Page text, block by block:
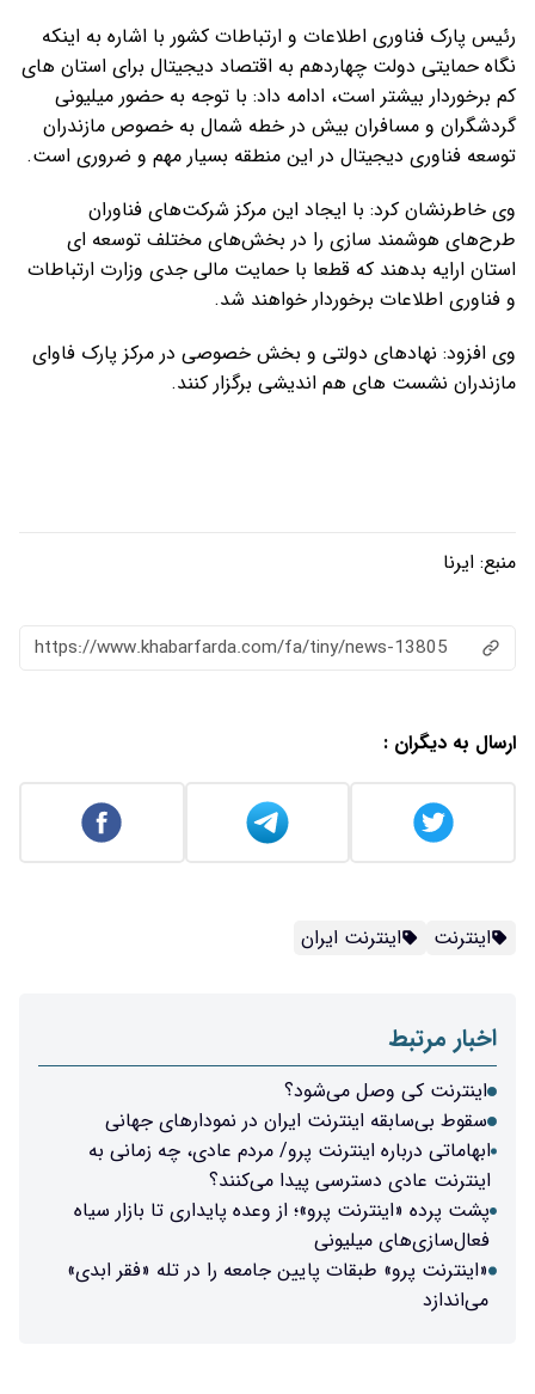
رئیس پارک فناوری اطلاعات و ارتباطات کشور با اشاره به اینکه
نگاه حمایتی دولت چهاردهم به اقتصاد دیجیتال برای استان های
کم برخوردار بیشتر است، ادامه داد: با توجه به حضور میلیونی
گردشگران و مسافران بیش در خطه شمال به خصوص مازندران
توسعه فناوری دیجیتال در این منطقه بسیار مهم و ضروری است.
وی خاطرنشان کرد: با ایجاد این مرکز شرکت‌های فناوران
طرح‌های هوشمند سازی را در بخش‌های مختلف توسعه ای
استان ارایه بدهند که قطعا با حمایت مالی جدی وزارت ارتباطات
و فناوری اطلاعات برخوردار خواهند شد.
وی افزود: نهادهای دولتی و بخش خصوصی در مرکز پارک فاوای
مازندران نشست های هم اندیشی برگزار کنند.
منبع: ایرنا
https://www.khabarfarda.com/fa/tiny/news-13805
ارسال به دیگران :
اینترنت اینترنت ایران
اخبار مرتبط
اینترنت کی وصل می‌شود؟
سقوط بی‌سابقه اینترنت ایران در نمودارهای جهانی
ابهاماتی درباره اینترنت پرو/ مردم عادی، چه زمانی به
اینترنت عادی دسترسی پیدا می‌کنند؟
پشت پرده «اینترنت پرو»؛ از وعده پایداری تا بازار سیاه
فعال‌سازی‌های میلیونی
«اینترنت پرو» طبقات پایین جامعه را در تله «فقر ابدی»
می‌اندازد